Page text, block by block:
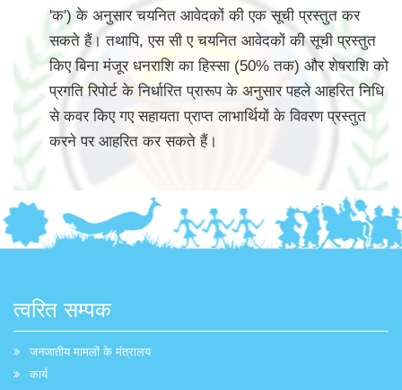
'क') के अनुसार चयनित आवेदकों की एक सूची प्रस्तुत कर
सकते हैं। तथापि, एस सी ए चयनित आवेदकों की सूची प्रस्तुत
किए बिना मंजूर धनराशि का हिस्सा (50% तक) और शेषराशि को
प्रगति रिपोर्ट के निर्धारित प्रारूप के अनुसार पहले आहरित निधि
से कवर किए गए सहायता प्राप्त लाभार्थियों के विवरण प्रस्तुत
करने पर आहरित कर सकते हैं।
त्वरित सम्पक
जनजातीय मामलों के मंत्रालय
कार्य